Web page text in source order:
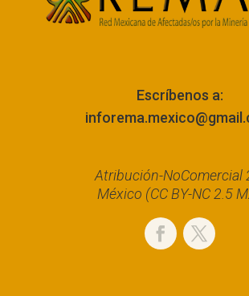
Escríbenos a:
Atribución-NoComercial
México (CC BY-NC 2.5